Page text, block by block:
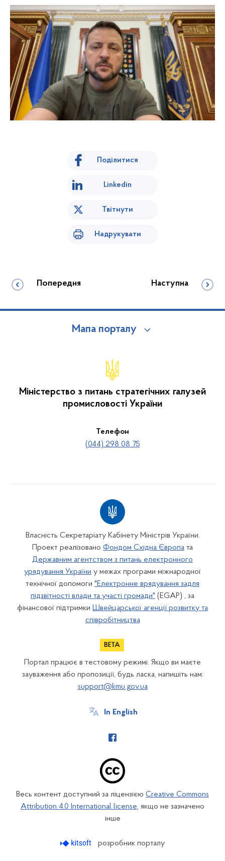
Поділитися
Linkedin
Твітнути
Надрукувати
Попередня Наступна
Мапа порталу
Міністерство з питань стратегічних галузей
промисловості України
Телефон
(044) 298 08 75
Власність Секретаріату Кабінету Міністрів України.
Проект реалізовано Фондом Східна Європа та
Державним агентством з питань електронного
урядування України у межах програми міжнародної
технічної допомоги "Електронне врядування задля
підзвітності влади та участі громади" (EGAP) , за
фінансової підтримки Швейцарської агенції розвитку та
співробітництва
Портал працює в тестовому режимі. Якщо ви маєте
зауваження або пропозиції, будь ласка, напишіть нам:
support@kmu.gov.ua
In English
Весь контент доступний за ліцензією Creative Commons
Attribution 4.0 International license, якщо не зазначено
інше
розробник порталу